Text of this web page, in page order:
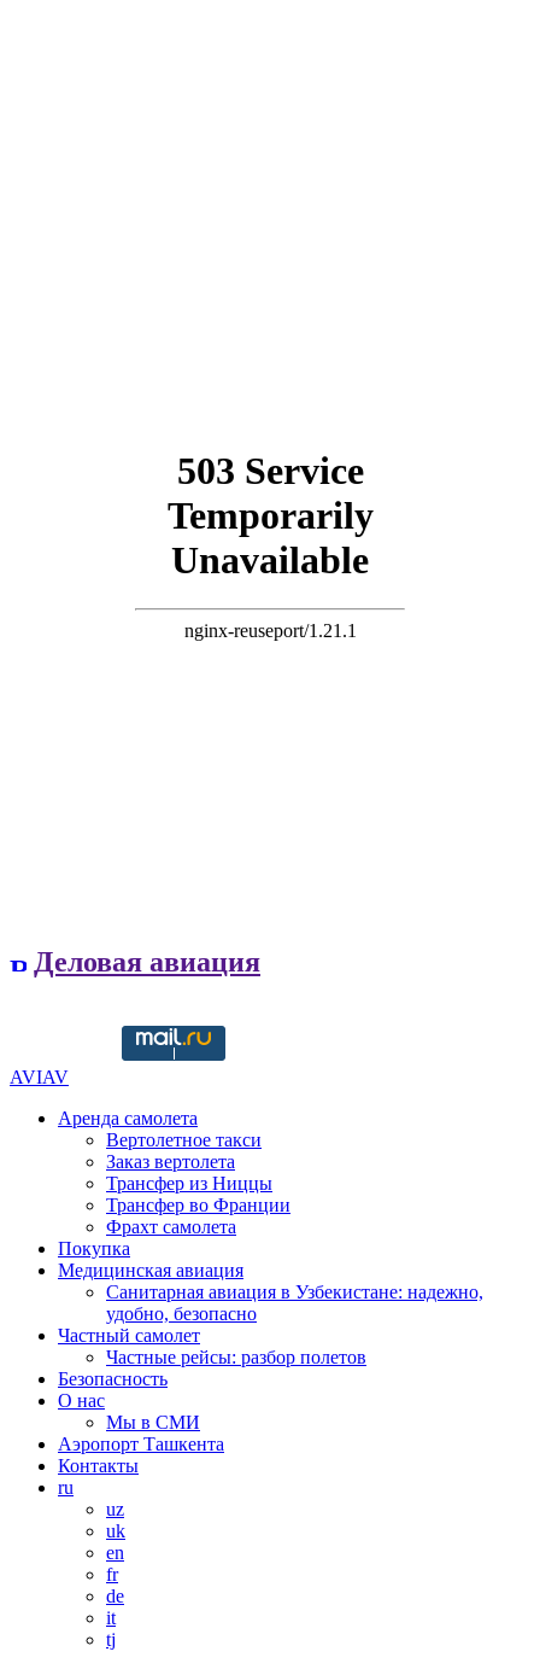
Деловая авиация
AVIAV
Аренда самолета
Вертолетное такси
Заказ вертолета
Трансфер из Ниццы
Трансфер во Франции
Фрахт самолета
Покупка
Медицинская авиация
Санитарная авиация в Узбекистане: надежно,
удобно, безопасно
Частный самолет
Частные рейсы: разбор полетов
Безопасность
О нас
Мы в СМИ
Аэропорт Ташкента
Контакты
ru
uz
uk
en
fr
de
it
tj